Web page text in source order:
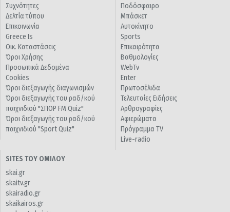
Συχνότητες
Δελτία τύπου
Επικοινωνία
Greece Is
Οικ. Καταστάσεις
Όροι Χρήσης
Προσωπικά Δεδομένα
Cookies
Όροι διεξαγωγής διαγωνισμών
Όροι διεξαγωγής του ραδ/κού
παιχνιδιού "ΣΠΟΡ FM Quiz"
Όροι διεξαγωγής του ραδ/κού
παιχνιδιού "Sport Quiz"
Ποδόσφαιρο
Μπάσκετ
Αυτοκίνητο
Sports
Επικαιρότητα
Βαθμολογίες
WebTv
Enter
Πρωτοσέλιδα
Τελευταίες Ειδήσεις
Αρθρογραφίες
Αφιερώματα
Πρόγραμμα TV
Live-radio
SITES ΤΟΥ ΟΜΙΛΟΥ
skai.gr
skaitv.gr
skairadio.gr
skaikairos.gr